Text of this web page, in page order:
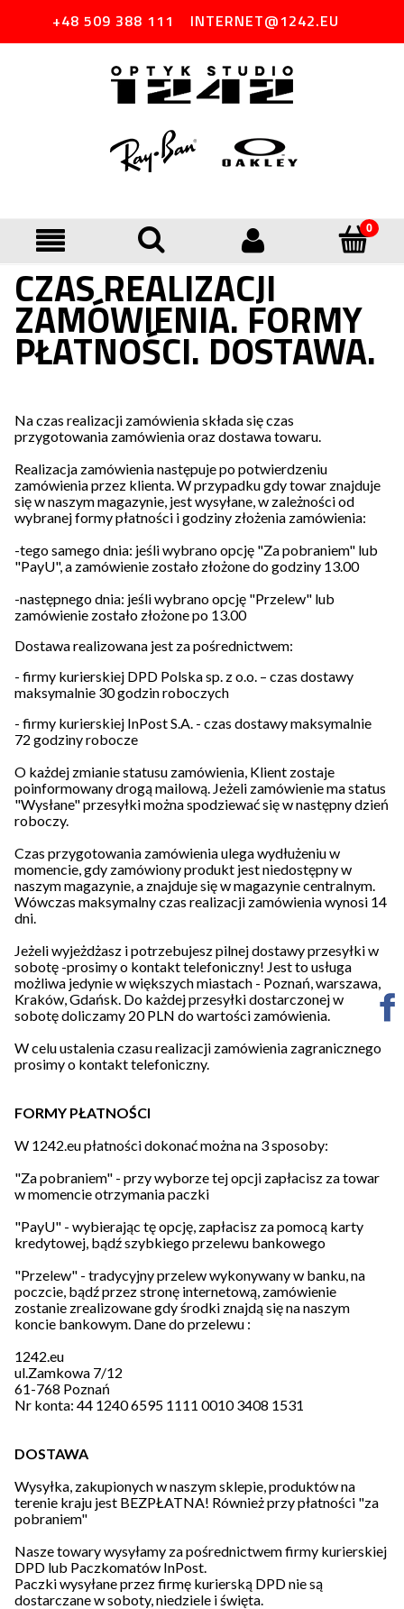
+48 509 388 111 INTERNET@1242.EU
CZAS REALIZACJI
ZAMÓWIENIA. FORMY
PŁATNOŚCI. DOSTAWA.
Na czas realizacji zamówienia składa się czas
przygotowania zamówienia oraz dostawa towaru.
Realizacja zamówienia następuje po potwierdzeniu
zamówienia przez klienta. W przypadku gdy towar znajduje
się w naszym magazynie, jest wysyłane, w zależności od
wybranej formy płatności i godziny złożenia zamówienia:
-tego samego dnia: jeśli wybrano opcję "Za pobraniem" lub
"PayU", a zamówienie zostało złożone do godziny 13.00
-następnego dnia: jeśli wybrano opcję "Przelew" lub
zamówienie zostało złożone po 13.00
Dostawa realizowana jest za pośrednictwem:
- firmy kurierskiej DPD Polska sp. z o.o. – czas dostawy
maksymalnie 30 godzin roboczych
- firmy kurierskiej InPost S.A. - czas dostawy maksymalnie
72 godziny robocze
O każdej zmianie statusu zamówienia, Klient zostaje
poinformowany drogą mailową. Jeżeli zamówienie ma status
"Wysłane" przesyłki można spodziewać się w następny dzień
roboczy.
Czas przygotowania zamówienia ulega wydłużeniu w
momencie, gdy zamówiony produkt jest niedostępny w
naszym magazynie, a znajduje się w magazynie centralnym.
Wówczas maksymalny czas realizacji zamówienia wynosi 14
dni.
Jeżeli wyjeżdżasz i potrzebujesz pilnej dostawy przesyłki w
sobotę -prosimy o kontakt telefoniczny! Jest to usługa
możliwa jedynie w większych miastach - Poznań, warszawa,
Kraków, Gdańsk. Do każdej przesyłki dostarczonej w
sobotę doliczamy 20 PLN do wartości zamówienia.
W celu ustalenia czasu realizacji zamówienia zagranicznego
prosimy o kontakt telefoniczny.
FORMY PŁATNOŚCI
W 1242.eu płatności dokonać można na 3 sposoby:
"Za pobraniem" - przy wyborze tej opcji zapłacisz za towar
w momencie otrzymania paczki
"PayU" - wybierając tę opcję, zapłacisz za pomocą karty
kredytowej, bądź szybkiego przelewu bankowego
"Przelew" - tradycyjny przelew wykonywany w banku, na
poczcie, bądź przez stronę internetową, zamówienie
zostanie zrealizowane gdy środki znajdą się na naszym
koncie bankowym. Dane do przelewu :
1242.eu
ul.Zamkowa 7/12
61-768 Poznań
Nr konta: 44 1240 6595 1111 0010 3408 1531
DOSTAWA
Wysyłka, zakupionych w naszym sklepie, produktów na
terenie kraju jest BEZPŁATNA! Również przy płatności "za
pobraniem"
Nasze towary wysyłamy za pośrednictwem firmy kurierskiej
DPD lub Paczkomatów InPost.
Paczki wysyłane przez firmę kurierską DPD nie są
dostarczane w soboty, niedziele i święta.